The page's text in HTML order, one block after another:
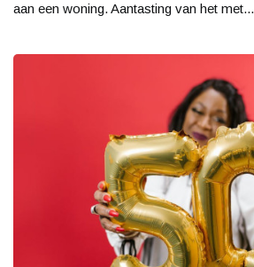
aan een woning. Aantasting van het met...